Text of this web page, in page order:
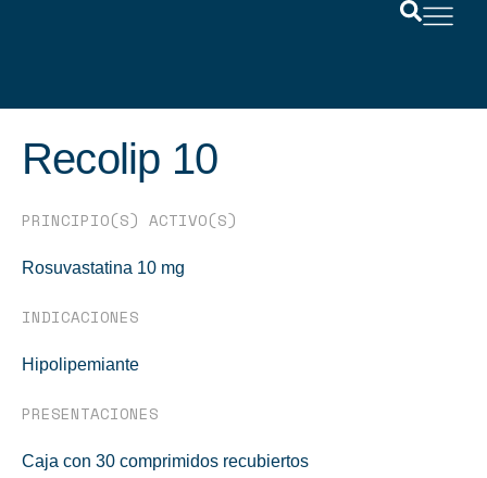
Recolip 10
PRINCIPIO(S) ACTIVO(S)
Rosuvastatina 10 mg
INDICACIONES
Hipolipemiante
PRESENTACIONES
Caja con 30 comprimidos recubiertos